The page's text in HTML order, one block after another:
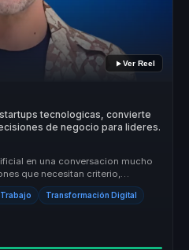
Ver Reel
tecnologicas, convierte
de negocio para lideres.
en una conversacion mucho
que necesitan criterio,
Transformación Digital